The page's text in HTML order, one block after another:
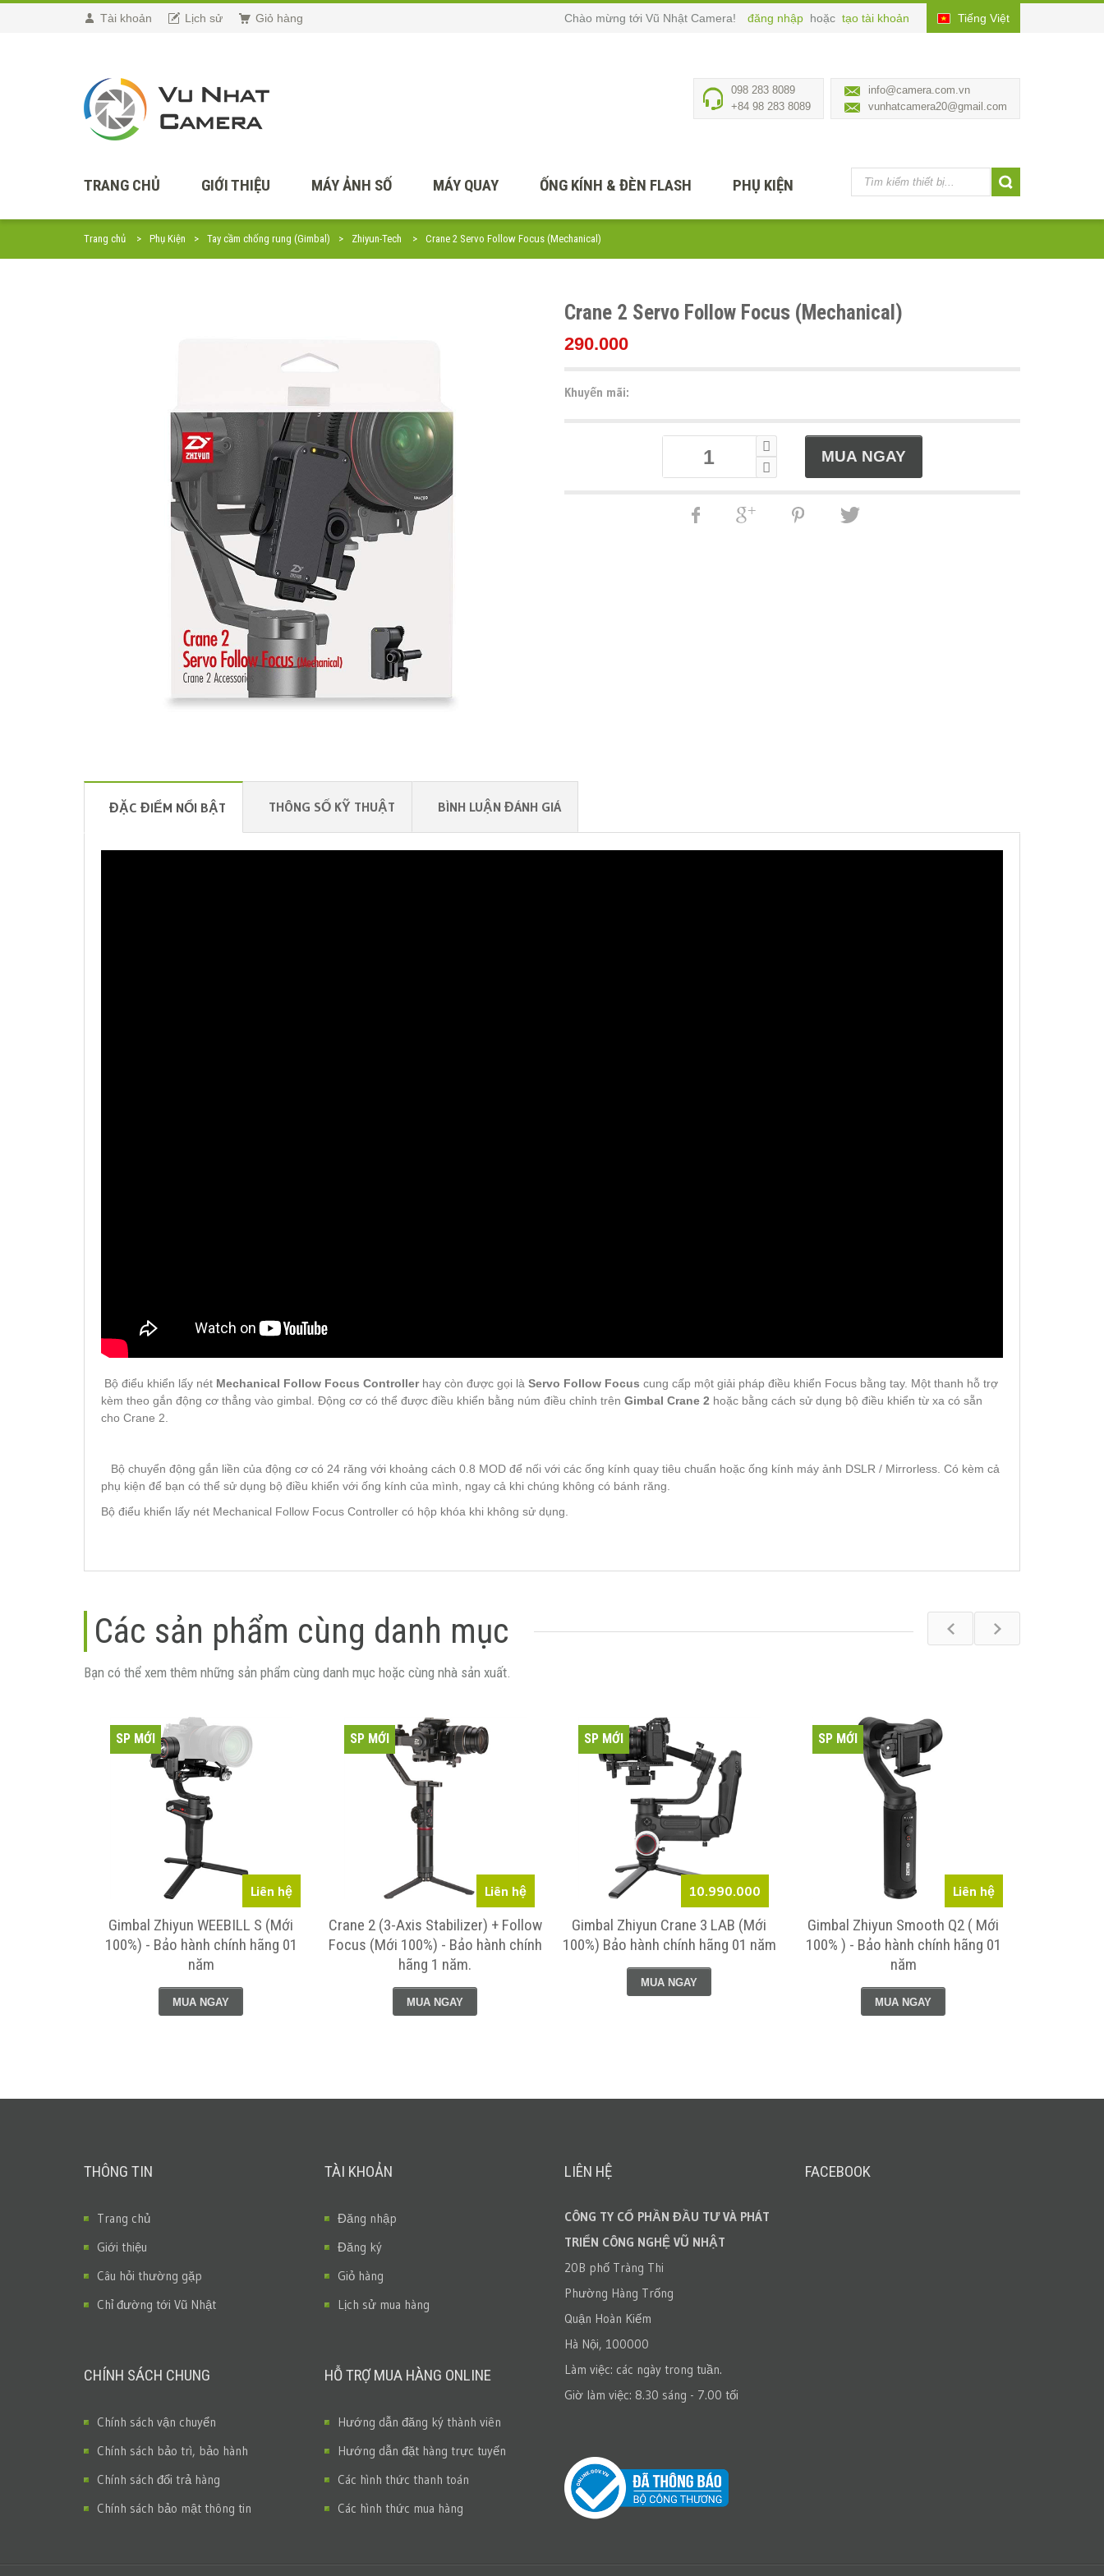
Tài khoản Lịch sử Giỏ hàng Tiếng Việt
Chào mừng tới Vũ Nhật Camera! đăng nhập hoặc tạo tài khoản
info@camera.com.vn
vunhatcamera20@gmail.com
098 283 8089
+84 98 283 8089
TRANG CHỦ GIỚI THIỆU MÁY ẢNH SỐ MÁY QUAY ỐNG KÍNH & ĐÈN FLASH PHỤ KIỆN
Trang chủ Phụ Kiện Tay cầm chống rung (Gimbal) Zhiyun-Tech Crane 2 Servo Follow Focus (Mechanical)
Crane 2 Servo Follow Focus (Mechanical)
290.000
Khuyến mãi:
ĐẶC ĐIỂM NỔI BẬT THÔNG SỐ KỸ THUẬT BÌNH LUẬN ĐÁNH GIÁ
Bộ điểu khiển lấy nét Mechanical Follow Focus Controllerhay còn được gọi là Servo Follow Focus cung cấp một giải pháp điều khiển Focus bằng tay. Một thanh hỗ trợ
kèm theo gắn động cơ thẳng vào gimbal. Động cơ có thể được điều khiển bằng núm điều chỉnh trên Gimbal Crane 2 hoặc bằng cách sử dụng bộ điều khiển từ xa có sẵn
cho Crane 2.
Bộ chuyển động gắn liền của động cơ có 24 răng với khoảng cách 0.8 MOD để nối với các ống kính quay tiêu chuẩn hoặc ống kính máy ảnh DSLR / Mirrorless. Có kèm cả
phụ kiện để bạn có thể sử dụng bộ điều khiển với ống kính của mình, ngay cả khi chúng không có bánh răng.
Bộ điểu khiển lấy nét Mechanical Follow Focus Controller có hộp khóa khi không sử dụng.
Các sản phẩm cùng danh mục
Bạn có thể xem thêm những sản phẩm cùng danh mục hoặc cùng nhà sản xuất.
Liên hệ
SP MỚI
Gimbal Zhiyun WEEBILL S (Mới
100%) - Bảo hành chính hãng 01
năm
MUA NGAY
Liên hệ
SP MỚI
Crane 2 (3-Axis Stabilizer) + Follow
Focus (Mới 100%) - Bảo hành chính
hãng 1 năm.
MUA NGAY
10.990.000
SP MỚI
Gimbal Zhiyun Crane 3 LAB (Mới
100%) Bảo hành chính hãng 01 năm
MUA NGAY
Liên hệ
SP MỚI
Gimbal Zhiyun Smooth Q2 ( Mới
100% ) - Bảo hành chính hãng 01
năm
MUA NGAY
THÔNG TIN
Trang chủ
Giới thiệu
Câu hỏi thường gặp
Chỉ đường tới Vũ Nhật
CHÍNH SÁCH CHUNG
Chính sách vận chuyển
Chính sách bảo trì, bảo hành
Chính sách đổi trả hàng
Chính sách bảo mật thông tin
TÀI KHOẢN
Đăng nhập
Đăng ký
Giỏ hàng
Lịch sử mua hàng
HỖ TRỢ MUA HÀNG ONLINE
Hướng dẫn đăng ký thành viên
Hướng dẫn đặt hàng trực tuyến
Các hình thức thanh toán
Các hình thức mua hàng
LIÊN HỆ
CÔNG TY CỔ PHẦN ĐẦU TƯ VÀ PHÁT
TRIỂN CÔNG NGHỆ VŨ NHẬT
20B phố Tràng Thi
Phường Hàng Trống
Quận Hoàn Kiếm
Hà Nội, 100000
Làm việc: các ngày trong tuần.
Giờ làm việc: 8.30 sáng - 7.00 tối
FACEBOOK